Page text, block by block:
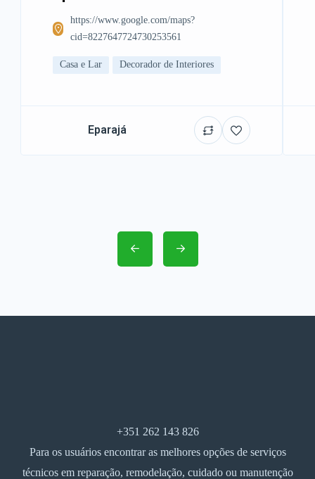
https://www.google.com/maps?
cid=8227647724730253561
Casa e Lar Decorador de Interiores
Eparajá
+351 262 143 826
Para os usuários encontrar as melhores opções de serviços
técnicos em reparação, remodelação, cuidado ou manutenção